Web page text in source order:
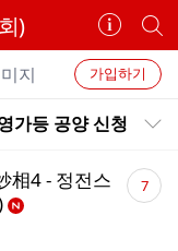
)
카
페
정
보
보
기
개
별
카
페
검
가입하기
지
가등 공양 신청
相4 - 정전스
댓
글 7